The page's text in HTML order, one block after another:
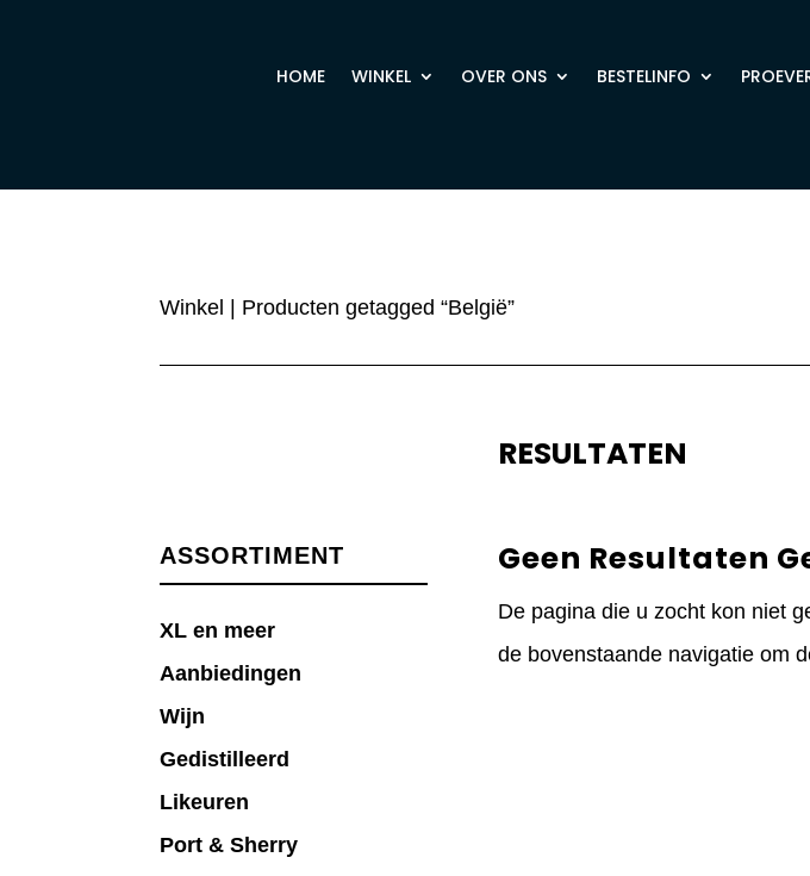
HOME WINKEL OVER ONS BESTELINFO
Winkel | Producten getagged “België”
RESULTATEN
ASSORTIMENT
XL en meer
Aanbiedingen
Wijn
Gedistilleerd
Likeuren
Port & Sherry
Geen Resultaten
De pagina die u zocht kon niet
de bovenstaande navigatie om